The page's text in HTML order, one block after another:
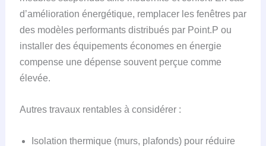
d’amélioration énergétique, remplacer les fenêtres par
des modèles performants distribués par Point.P ou
installer des équipements économes en énergie
compense une dépense souvent perçue comme
élevée.
Autres travaux rentables à considérer :
Isolation thermique (murs, plafonds) pour réduire